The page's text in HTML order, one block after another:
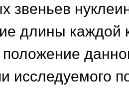
звеньев
длины каждой
положение
исследуемого